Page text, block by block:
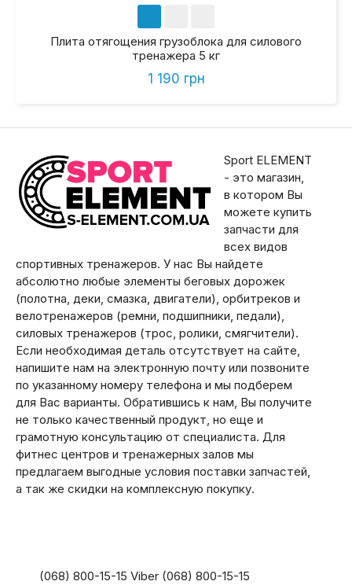
Плита отягощения грузоблока для силового
тренажера 5 кг
1 190 грн
Sport ELEMENT
- это магазин,
в котором Вы
можете купить
запчасти для
всех видов
спортивных тренажеров. У нас Вы найдете
абсолютно любые элементы беговых дорожек
(полотна, деки, смазка, двигатели), орбитреков и
велотренажеров (ремни, подшипники, педали),
силовых тренажеров (трос, ролики, смягчители).
Если необходимая деталь отсутствует на сайте,
напишите нам на электронную почту или позвоните
по указанному номеру телефона и мы подберем
для Вас варианты. Обратившись к нам, Вы получите
не только качественный продукт, но еще и
грамотную консультацию от специалиста. Для
фитнес центров и тренажерных залов мы
предлагаем выгодные условия поставки запчастей,
а так же скидки на комплексную покупку.
(068) 800-15-15 Viber (068) 800-15-15